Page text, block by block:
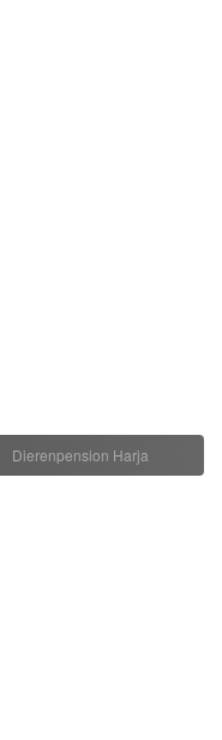
Dierenpension Harja